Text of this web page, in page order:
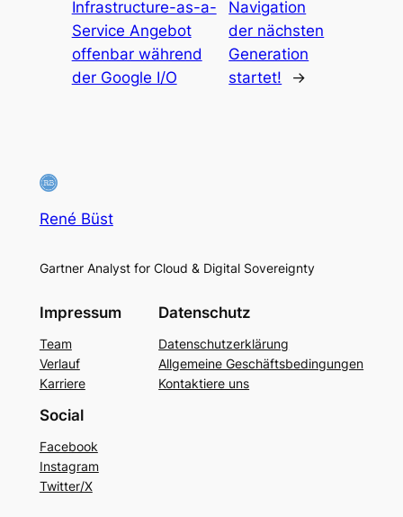
Infrastructure-as-a-
Service Angebot
offenbar während
der Google I/O
Navigation
der nächsten
Generation
startet!
→
René Büst
Gartner Analyst for Cloud & Digital Sovereignty
Impressum
Team
Verlauf
Karriere
Datenschutz
Datenschutzerklärung
Allgemeine Geschäftsbedingungen
Kontaktiere uns
Social
Facebook
Instagram
Twitter/X